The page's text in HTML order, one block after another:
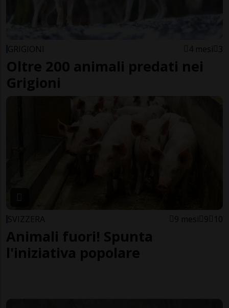
GRIGIONI 4 mesi 3
Oltre 200 animali predati nei
Grigioni
SVIZZERA 9 mesi 9 10
Animali fuori! Spunta
l'iniziativa popolare